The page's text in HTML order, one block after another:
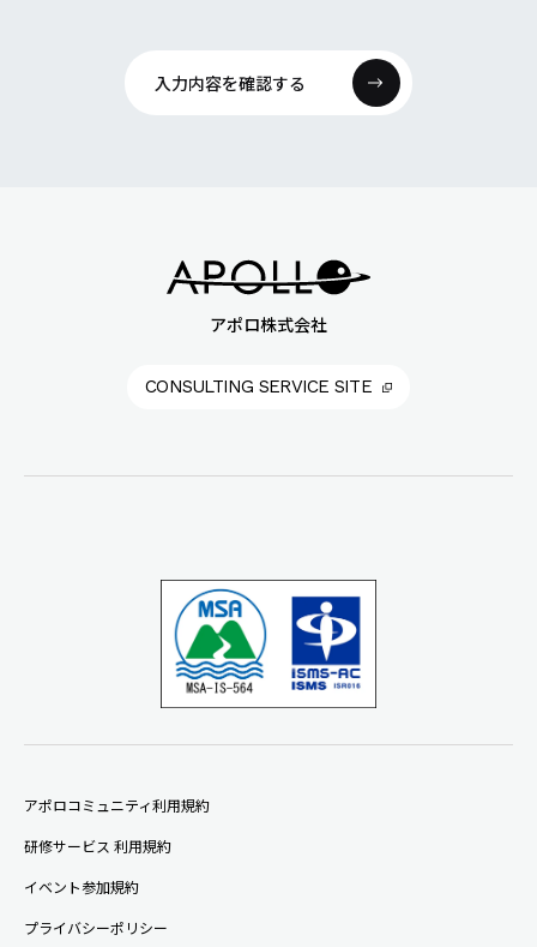
入力内容を確認する
アポロ株式会社
CONSULTING SERVICE SITE
アポロコミュニティ利用規約
研修サービス 利用規約
イベント参加規約
プライバシーポリシー